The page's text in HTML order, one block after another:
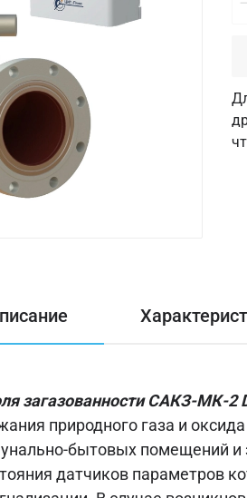
загазованности САКЗ-МК-2
природного газа и
бытовых помещений и
датчиков параметров